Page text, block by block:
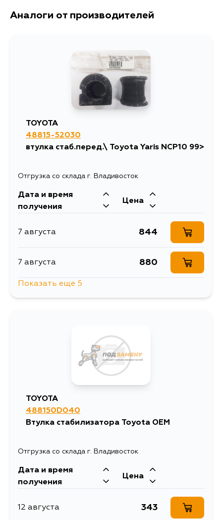
18 августа 162
Аналоги от производителей
TOYOTA
48815-52030
втулка стаб.перед.\ Toyota Yaris NCP10 99>
Отгрузка со склада г. Владивосток
Дата и время
получения
Цена
7 августа 844
7 августа 880
1210
809
1 сентября
Показать еще 5
TOYOTA
488150D040
Втулка стабилизатора Toyota OEM
Отгрузка со склада г. Владивосток
Дата и время
получения
Цена
12 августа 343